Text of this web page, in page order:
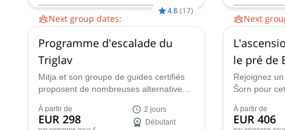
National du Triglav.
Next group dates:
août,30 août,2 sept.,6 sept.,9 sept.,
13 sept.,
sept.,
Next
août,30
13 sept.,16
sept.,
4.8 (17)
Programme d'escalade du
Triglav
Mitja et son groupe de guides certifiés
proposent de nombreuses alternatives
sommet de Slovénie et des Alpes
Juliennes. Choisissez la meilleure voie
À partir de
EUR 298
2 jours
Débutant
le pré de
Rejoignez
Šorn pour
prairie de
vallée des
À partir de
EUR 406